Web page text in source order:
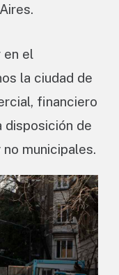
en el
la ciudad de
financiero
disposición de
municipales.